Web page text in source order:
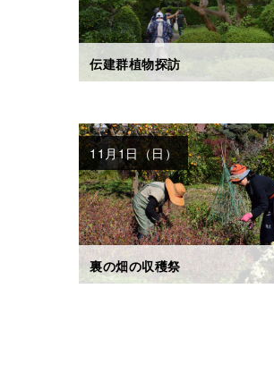
伝建群植物探訪
裏の畑の収穫祭
11月1日（日）